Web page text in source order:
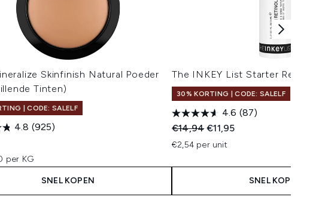
Skinfinish Natural Poeder
Tinten)
| CODE: SALELF
4.8 (925)
per KG
SNEL KOPEN
The INKEY List Starter Retinol
30% KORTING | CODE: SALELF
4.6 (87)
Recommended Retail Price:
€14,94Huidige prijs:
€11,95
€2,54 per unit
SNEL KOPEN